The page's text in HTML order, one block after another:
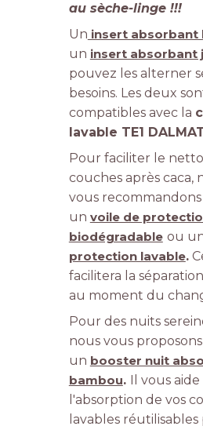
au sèche-linge !!!
Un insert absorbant
un insert absorbant
pouvez les alterner
besoins. Les deux
compatibles avec la
lavable TE1
Pour faciliter le
couches après caca,
vous
un voile de
biodégradable ou
protection lavable.
facilitera la
au moment du
Pour des nuits
nous vous
un booster nuit
bambou.
Il vous
l'absorption de vos
lavables réutilisables